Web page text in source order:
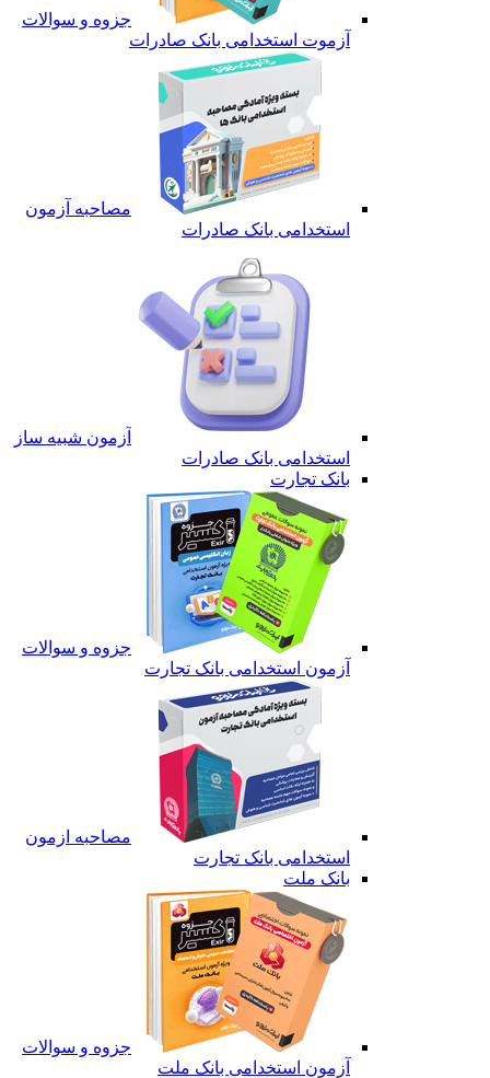
جزوه و سوالات
آزموت استخدامی بانک صادرات
مصاحبه آزمون
استخدامی بانک صادرات
آزمون شبیه ساز
استخدامی بانک صادرات
بانک تجارت
جزوه و سوالات
آزمون استخدامی بانک تجارت
مصاحبه ازمون
استخدامی بانک تجارت
بانک ملت
جزوه و سوالات
آزمون استخدامی بانک ملت